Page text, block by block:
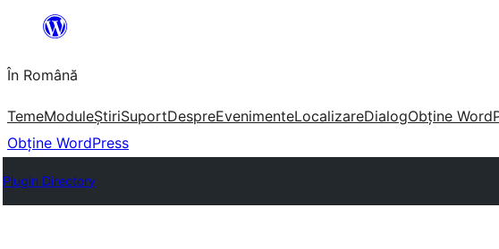
conținut
În Română
TemeModuleȘtiriSuportDespreEvenimenteLocalizareDialogObține
Obține WordPress
Plugin Directory